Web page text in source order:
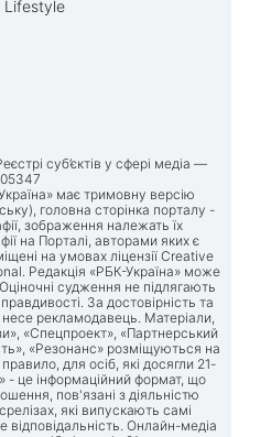
Lifestyle
суб’єктів у сфері медіа —
має тримовну версію
головна сторінка порталу -
зображення належать їх
на Порталі, авторами яких є
на умовах ліцензії Creative
Редакція «РБК-Україна» може
судження не підлягають
За достовірність та
несе рекламодавець. Матеріали,
«Спецпроект», «Партнерський
«Резонанс» розміщуються на
для осіб, які досягли 21-
- це інформаційний формат, що
пов'язані з діяльністю
які випускають самі
відповідальність. Онлайн-медіа